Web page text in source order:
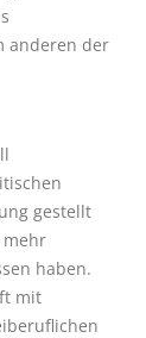
anderen der
gestellt
mehr
haben.
mit